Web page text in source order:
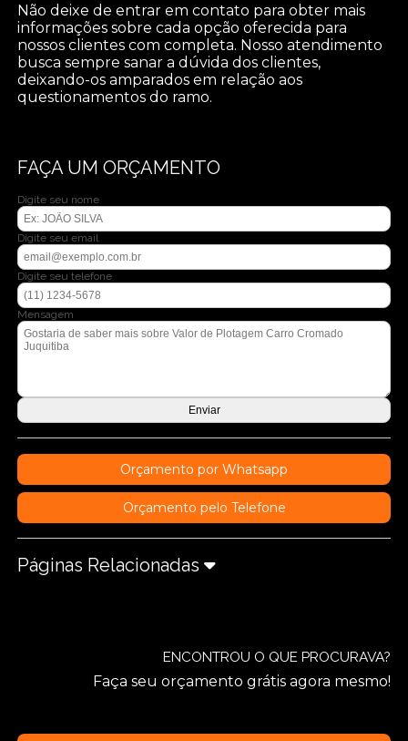
Não deixe de entrar em contato para obter mais
informações sobre cada opção oferecida para
nossos clientes com completa. Nosso atendimento
busca sempre sanar a dúvida dos clientes,
deixando-os amparados em relação aos
questionamentos do ramo.
FAÇA UM ORÇAMENTO
Digite seu nome
Digite seu email
Digite seu telefone
Mensagem
Orçamento por Whatsapp
Orçamento pelo Telefone
Páginas Relacionadas
ENCONTROU O QUE PROCURAVA?
Faça seu orçamento grátis agora mesmo!